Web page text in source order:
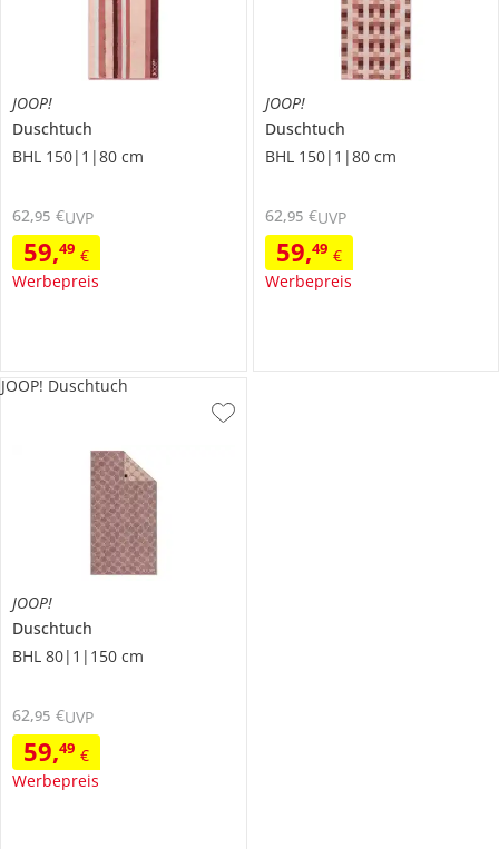
JOOP!
Duschtuch
BHL 150|1|80 cm
59,49 €
Werbepreis
62,95 €UVP
JOOP!
Duschtuch
BHL 150|1|80 cm
59,49 €
Werbepreis
62,95 €UVP
JOOP!
Duschtuch
BHL 80|1|150 cm
59,49 €
Werbepreis
62,95 €UVP
JOOP! Duschtuch